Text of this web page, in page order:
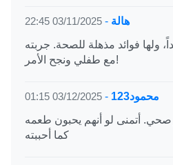
هالة -
03/11/2025 22:45
ولها فوائد مذهلة للصحة. جربته
مع طفلي ونجح الأمر!
محمود123 -
03/12/2025 01:15
صحي. أتمنى لو أنهم يحبون طعمه
كما أحببته